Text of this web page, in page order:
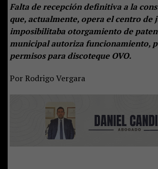
Falta de recepción definitiva a la
que, actualmente, opera el centro de
imposibilitaba otorgamiento de
municipal autoriza funcionamiento,
permisos para discoteque OVO.
Por Rodrigo Vergara